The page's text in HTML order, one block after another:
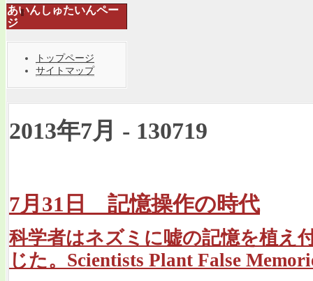
あいんしゅたいんペー
ジ
トップページ
サイトマップ
2013年7月 - 130719
7月31日 記憶操作の時代
科学者はネズミに嘘の記憶を植え
じた。Scientists Plant False